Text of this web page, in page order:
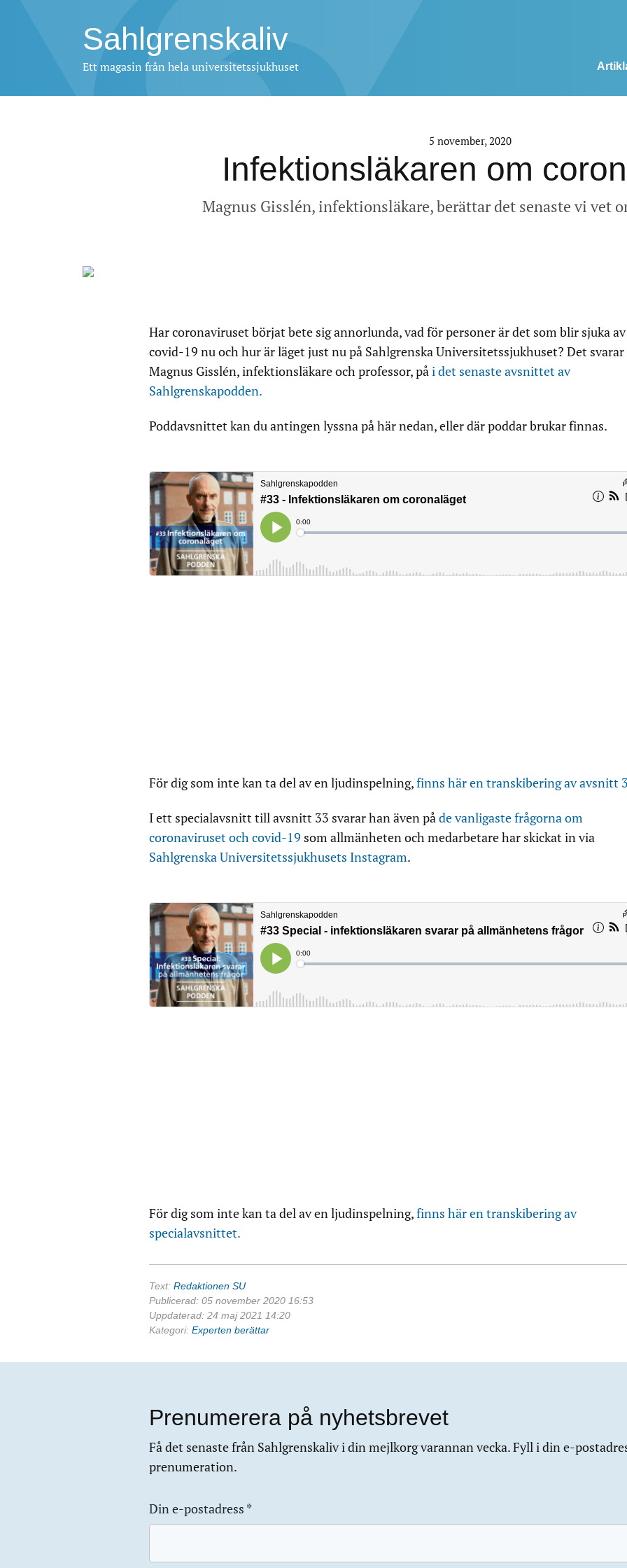
Sahlgrenskaliv
Ett magasin från hela universitetssjukhuset
5 november, 2020
Infektionsläkaren om
Magnus Gisslén, infektionsläkare, berättar det senaste vi vet
Har coronaviruset börjat bete sig annorlunda, vad för personer är det som blir sjuka av
covid-19 nu och hur är läget just nu på Sahlgrenska Universitetssjukhuset? Det svarar
Magnus Gisslén, infektionsläkare och professor, påi det senaste avsnittet av
Sahlgrenskapodden.
Poddavsnittet kan du antingen lyssna på här nedan, eller där poddar brukar finnas.
För dig som inte kan ta del av en ljudinspelning,finns här en transkibering av avsnitt
I ett specialavsnitt till avsnitt 33 svarar han även på de vanligaste frågorna om
coronaviruset och covid-19 som allmänheten och medarbetare har skickat in via
Sahlgrenska Universitetssjukhusets Instagram.
För dig som inte kan ta del av en ljudinspelning,finns här en transkibering av
specialavsnittet.
Text: Redaktionen SU
Publicerad: 05 november 2020 16:53
Uppdaterad: 24 maj 2021 14:20
Kategori: Experten berättar
Prenumerera på nyhetsbrevet
Få det senaste från Sahlgrenskaliv i din mejlkorg varannan vecka. Fyll i din e-
prenumeration.
Din e-postadress *